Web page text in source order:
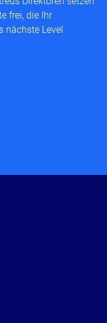
frei, die Ihr
nächste Level